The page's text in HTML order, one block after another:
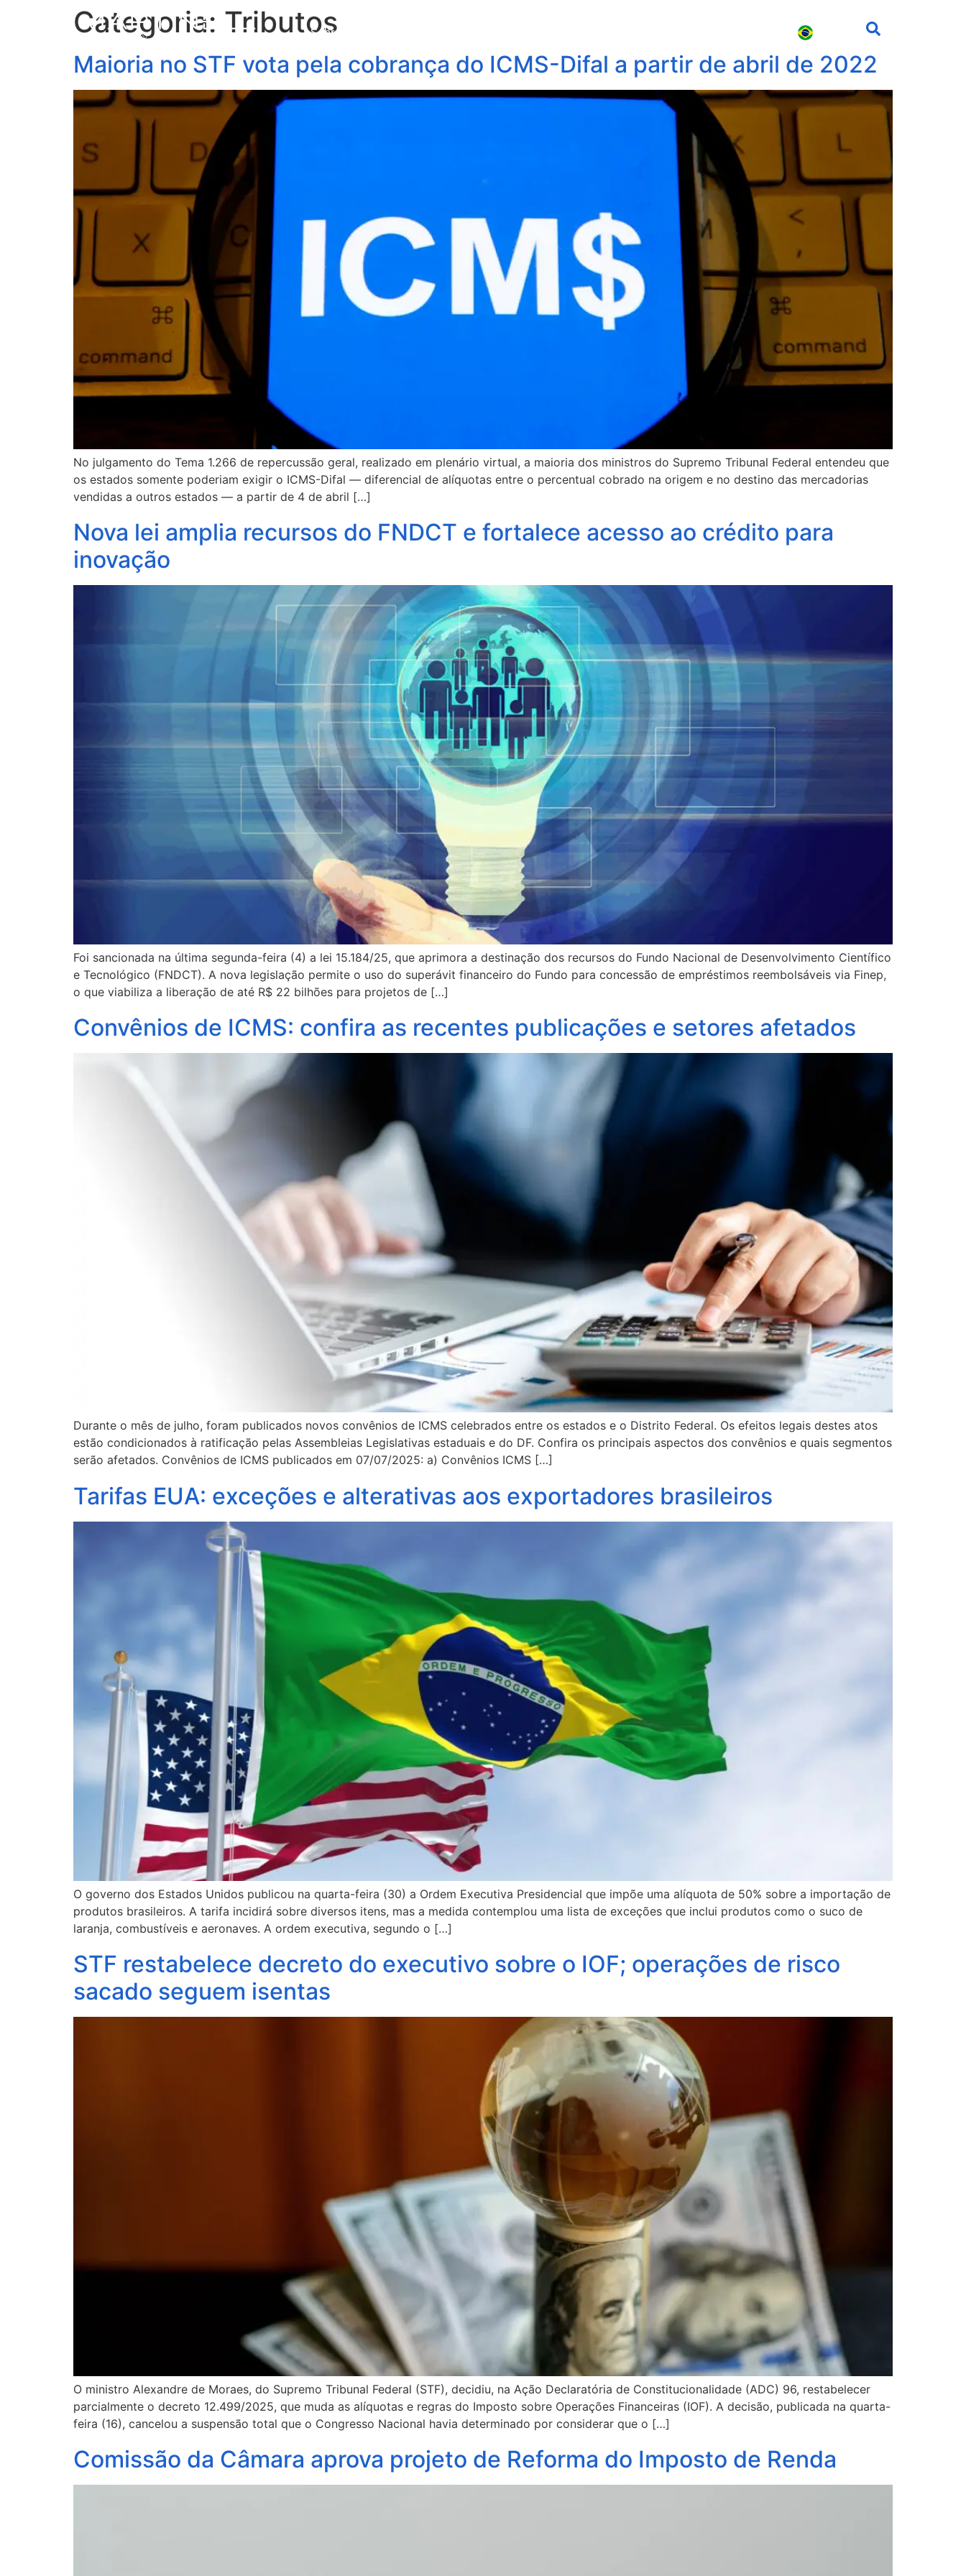
Sobre Nós
Categoria: Tributos
Maioria no STF vota pela cobrança do ICMS-Difal a partir de abril de 2022
No julgamento do Tema 1.266 de repercussão geral, realizado em plenário virtual, a maioria dos ministros do Supremo Tribunal Federal entendeu que
os estados somente poderiam exigir o ICMS-Difal — diferencial de alíquotas entre o percentual cobrado na origem e no destino das mercadorias
vendidas a outros estados — a partir de 4 de abril […]
Nova lei amplia recursos do FNDCT e fortalece acesso ao crédito para
inovação
Foi sancionada na última segunda-feira (4) a lei 15.184/25, que aprimora a destinação dos recursos do Fundo Nacional de Desenvolvimento Científico
e Tecnológico (FNDCT). A nova legislação permite o uso do superávit financeiro do Fundo para concessão de empréstimos reembolsáveis via Finep,
o que viabiliza a liberação de até R$ 22 bilhões para projetos de […]
Convênios de ICMS: confira as recentes publicações e setores afetados
Durante o mês de julho, foram publicados novos convênios de ICMS celebrados entre os estados e o Distrito Federal. Os efeitos legais destes atos
estão condicionados à ratificação pelas Assembleias Legislativas estaduais e do DF. Confira os principais aspectos dos convênios e quais segmentos
serão afetados. Convênios de ICMS publicados em 07/07/2025: a) Convênios ICMS […]
Tarifas EUA: exceções e alterativas aos exportadores brasileiros
O governo dos Estados Unidos publicou na quarta-feira (30) a Ordem Executiva Presidencial que impõe uma alíquota de 50% sobre a importação de
produtos brasileiros. A tarifa incidirá sobre diversos itens, mas a medida contemplou uma lista de exceções que inclui produtos como o suco de
laranja, combustíveis e aeronaves. A ordem executiva, segundo o […]
STF restabelece decreto do executivo sobre o IOF; operações de risco
sacado seguem isentas
O ministro Alexandre de Moraes, do Supremo Tribunal Federal (STF), decidiu, na Ação Declaratória de Constitucionalidade (ADC) 96, restabelecer
parcialmente o decreto 12.499/2025, que muda as alíquotas e regras do Imposto sobre Operações Financeiras (IOF). A decisão, publicada na quarta-
feira (16), cancelou a suspensão total que o Congresso Nacional havia determinado por considerar que o […]
Comissão da Câmara aprova projeto de Reforma do Imposto de Renda